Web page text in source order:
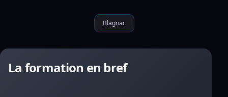
Blagnac
La formation en bref